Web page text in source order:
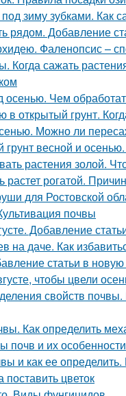
зиму зубками. Как
рядом. Добавление
Фаленопсис –
Когда сажать
осенью. Чем
в открытый грунт.
Можно ли
грунт весной и
растения золой.
рогатой.
для Ростовской
почвы
Добавление
на даче. Как
статьи в
чтобы цвели
свойств
Как определить
почв и их особенности
и как ее
цветок